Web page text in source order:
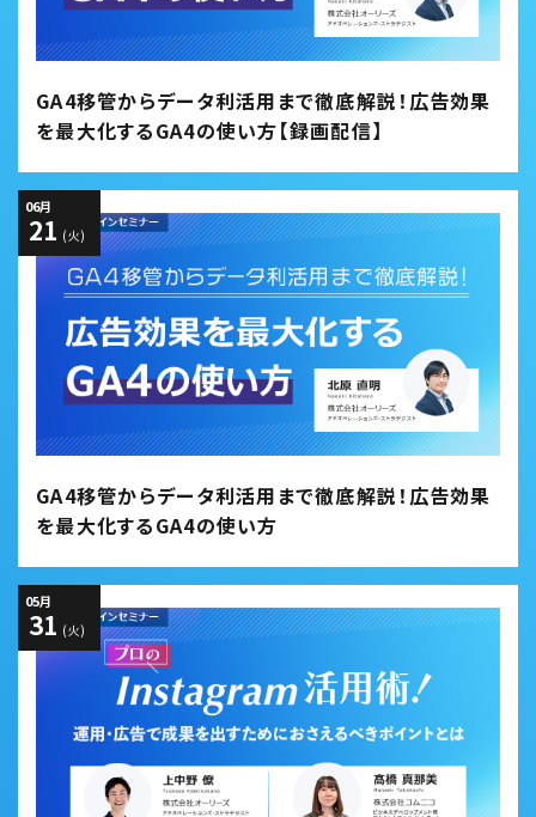
GA4移管からデータ利活用まで徹底解説！広告効果
を最大化するGA4の使い方【録画配信】
06月
21 (火)
GA4移管からデータ利活用まで徹底解説！広告効果
を最大化するGA4の使い方
05月
31 (火)